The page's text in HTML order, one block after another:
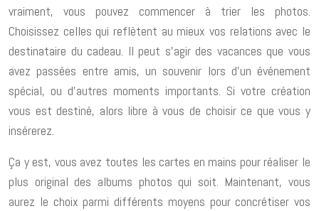
vraiment, vous pouvez commencer à trier les photos.
Choisissez celles qui reflètent au mieux vos relations avec le
destinataire du cadeau. Il peut s’agir des vacances que vous
avez passées entre amis, un souvenir lors d’un événement
spécial, ou d’autres moments importants. Si votre création
vous est destiné, alors libre à vous de choisir ce que vous y
insérerez.
Ça y est, vous avez toutes les cartes en mains pour réaliser le
plus original des albums photos qui soit. Maintenant, vous
aurez le choix parmi différents moyens pour concrétiser vos